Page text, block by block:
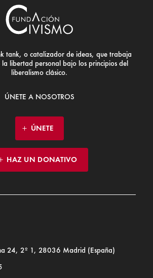
tank, o catalizador de ideas, que trabaja
la libertad personal bajo los principios del
liberalismo clásico.
ÚNETE A NOSOTROS
ÚNETE
HAZ UN DONATIVO
24, 2º 1, 28036 Madrid (España)